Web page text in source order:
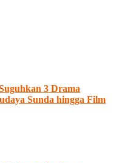
3 Drama
Sunda hingga Film